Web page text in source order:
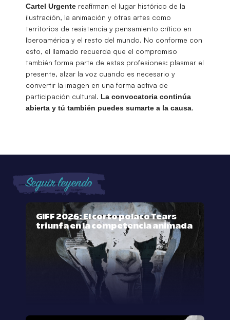
Cartel Urgente reafirman el lugar histórico de la
ilustración, la animación y otras artes como
territorios de resistencia y pensamiento crítico en
Iberoamérica y el resto del mundo. No conforme con
esto, el llamado recuerda que el compromiso
también forma parte de estas profesiones: plasmar el
presente, alzar la voz cuando es necesario y
convertir la imagen en una forma activa de
participación cultural. La convocatoria continúa
abierta y tú también puedes sumarte a la causa.
Seguir leyendo
GIFF 2026: El corto polaco Tears
triunfa en la competencia animada